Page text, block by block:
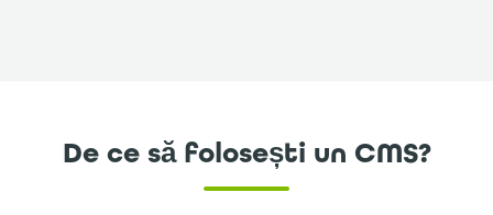
De ce să folosești un CMS?